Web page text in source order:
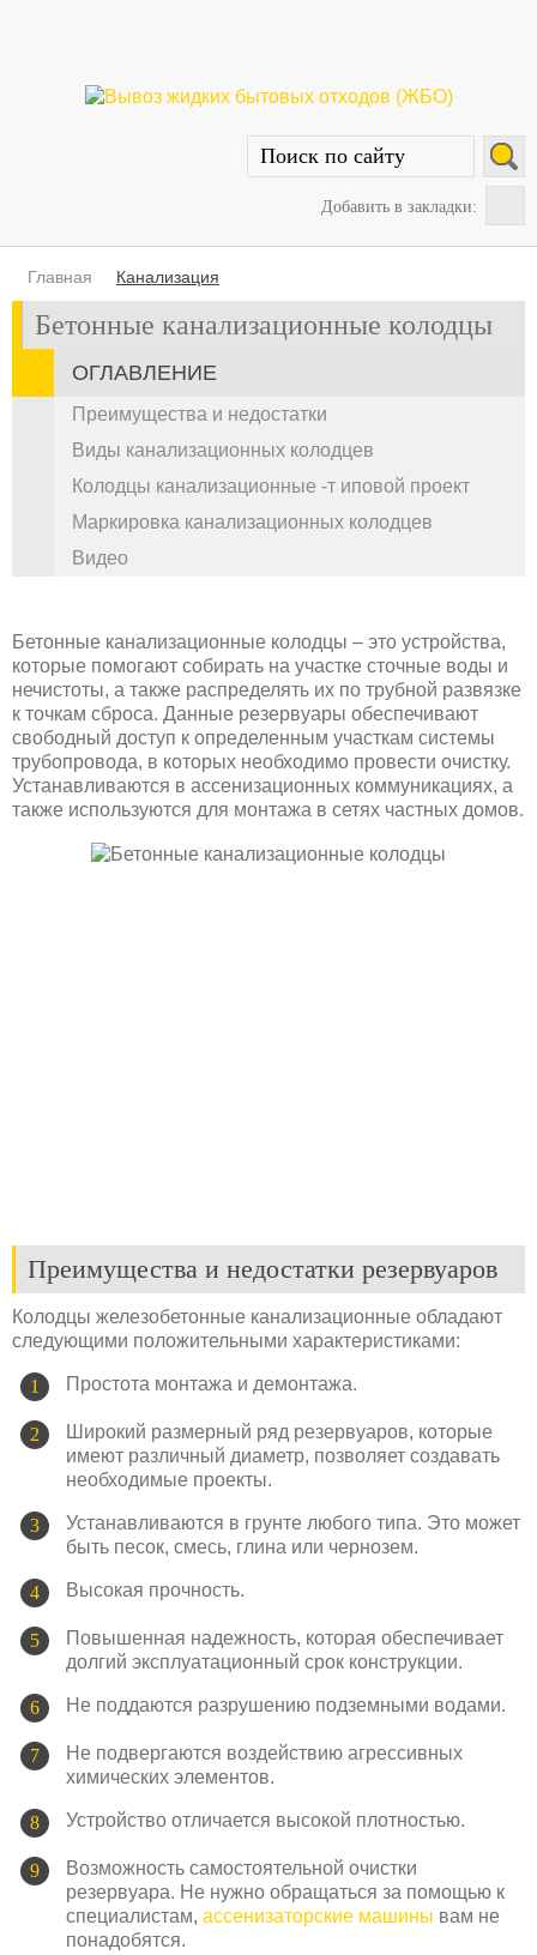
Добавить в закладки:
Главная Канализация
Бетонные канализационные колодцы
ОГЛАВЛЕНИЕ
Преимущества и недостатки
Виды канализационных колодцев
Колодцы канализационные -т иповой проект
Маркировка канализационных колодцев
Видео
Бетонные канализационные колодцы – это устройства,
которые помогают собирать на участке сточные воды и
нечистоты, а также распределять их по трубной развязке
к точкам сброса. Данные резервуары обеспечивают
свободный доступ к определенным участкам системы
трубопровода, в которых необходимо провести очистку.
Устанавливаются в ассенизационных коммуникациях, а
также используются для монтажа в сетях частных домов.
Преимущества и недостатки резервуаров
Колодцы железобетонные канализационные обладают
следующими положительными характеристиками:
Простота монтажа и демонтажа.
Широкий размерный ряд резервуаров, которые
имеют различный диаметр, позволяет создавать
необходимые проекты.
Устанавливаются в грунте любого типа. Это может
быть песок, смесь, глина или чернозем.
Высокая прочность.
Повышенная надежность, которая обеспечивает
долгий эксплуатационный срок конструкции.
Не поддаются разрушению подземными водами.
Не подвергаются воздействию агрессивных
химических элементов.
Устройство отличается высокой плотностью.
Возможность самостоятельной очистки
резервуара. Не нужно обращаться за помощью к
специалистам, ассенизаторские машины вам не
понадобятся.